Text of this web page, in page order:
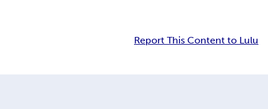
Report This Content to Lulu